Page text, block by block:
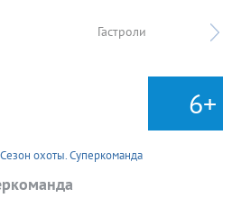
Гастроли
6+
Сезон охоты. Суперкоманда